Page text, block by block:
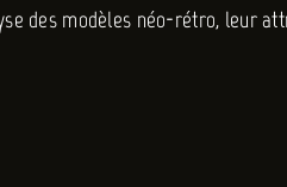
des modèles néo-rétro, leur